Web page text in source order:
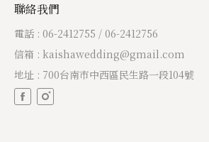
聯絡我們
電話 : 06-2412755 / 06-2412756
信箱 : kaishawedding@gmail.com
地址 : 700台南市中西區民生路一段104號